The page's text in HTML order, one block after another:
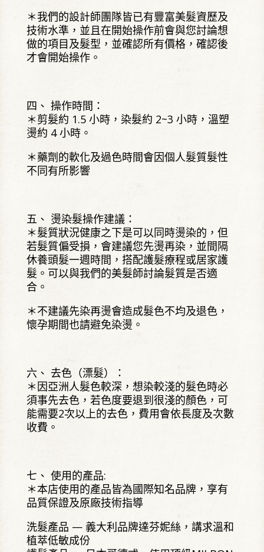
＊我們的設計師團隊皆已有豐富美髮資歷及
技術水準，並且在開始操作前會與您討論想
做的項目及髮型，並確認所有價格，確認後
才會開始操作。
四、 操作時間：
＊剪髮約 1.5 小時，染髮約 2~3 小時，溫塑
燙約 4 小時。
＊藥劑的軟化及過色時間會因個人髮質髮性
不同有所影響
五、 燙染髮操作建議：
＊髮質狀況健康之下是可以同時燙染的，但
若髮質偏受損，會建議您先燙再染，並間隔
休養頭髮一週時間，搭配護髮療程或居家護
髮。可以與我們的美髮師討論髮質是否適
合。
＊不建議先染再燙會造成髮色不均及退色，
懷孕期間也請避免染燙。
六、 去色（漂髮）：
＊因亞洲人髮色較深，想染較淺的髮色時必
須事先去色，若色度要退到很淺的顏色，可
能需要2次以上的去色，費用會依長度及次數
收費。
七、 使用的產品:
＊本店使用的產品皆為國際知名品牌，享有
品質保證及原廠技術指導
洗髮產品 — 義大利品牌達芬妮絲，講求溫和
植萃低敏成份